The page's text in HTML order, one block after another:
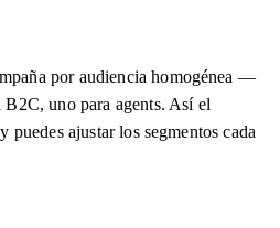
por audiencia homogénea —
uno para agents. Así el
puedes ajustar los segmentos cada